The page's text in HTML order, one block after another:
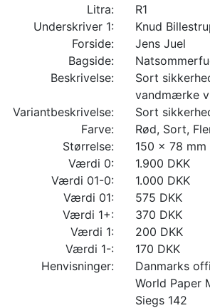
Litra:
R1
Underskriver 1:
Knud
Forside:
Jens Juel
Bagside:
Beskrivelse:
Sort
vandmærke
Variantbeskrivelse:
Sort
Farve:
Rød, Sort,
Størrelse:
150 x 78 mm
Værdi 0:
1.900 DKK
Værdi 01-0:
1.000 DKK
Værdi 01:
575 DKK
Værdi 1+:
370 DKK
Værdi 1:
200 DKK
Værdi 1-:
170 DKK
Henvisninger:
Danmarks
World Paper
Siegs 142